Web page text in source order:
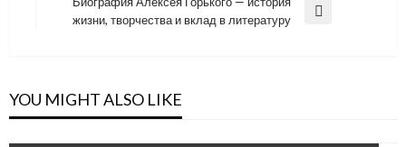
Nextжизни, творчества и вклад в литературу
YOU MIGHT ALSO LIKE